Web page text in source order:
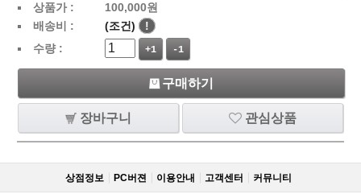
상품가 : 100,000원
배송비 :
(조건)
!
수량 :
+1 -1
구매하기
장바구니 관심상품
상점정보 PC버젼 이용안내 고객센터 커뮤니티